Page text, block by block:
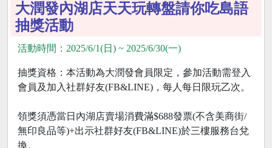
大潤發內湖店天天玩轉盤請你吃島語
抽獎活動
活動時間：2025/6/1(日) ~ 2025/6/30(一)
抽獎資格：本活動為大潤發會員限定，參加活動需登入
會員及加入社群好友(FB&LINE)，每人每日限玩乙次。
領獎須憑當日內湖店賣場消費滿$688發票(不含美商街/
無印良品等)+出示社群好友(FB&LINE)於三樓服務台兌
換。